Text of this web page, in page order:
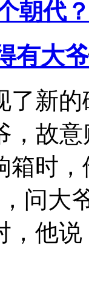
朝代
有大爷
了新
，故
箱时
问大
，他